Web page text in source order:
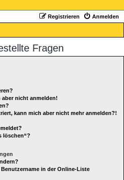
Anmelden
Registrieren
Fragen
nicht anmelden!
kann mich aber nicht mehr anmelden?!
löschen“?
in der Online-Liste